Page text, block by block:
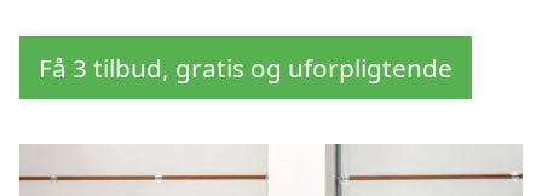
Få 3 tilbud, gratis og uforpligtende